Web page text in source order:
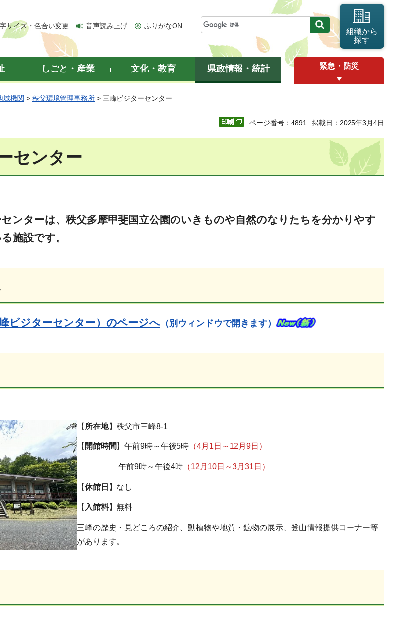
サイズ・色合い変更 音声読み上げ ふりがなON
組織から
探す
しごと・産業 文化・教育 県政情報・統計 緊急・防災
域機関 > 秩父環境管理事務所 > 三峰ビジターセンター
ページ番号：4891 掲載日：2025年3月4日
センター
ンターは、秩父多摩甲斐国立公園のいきものや自然のなりたちを分かりやす
施設です。
ビジターセンター）のページへ （別ウィンドウで開きます）
【 所在地】秩父市三峰8-1
【 開館時間 】午前9時～午後5時 （4月1日～12月9日）
午前9時～午後4時 （12月10日～3月31日）
【休館日 】なし
【 入館料】無料
三峰の歴史・見どころの紹介、動植物や地質・鉱物の展示、登山情報提供コーナー等
があります。